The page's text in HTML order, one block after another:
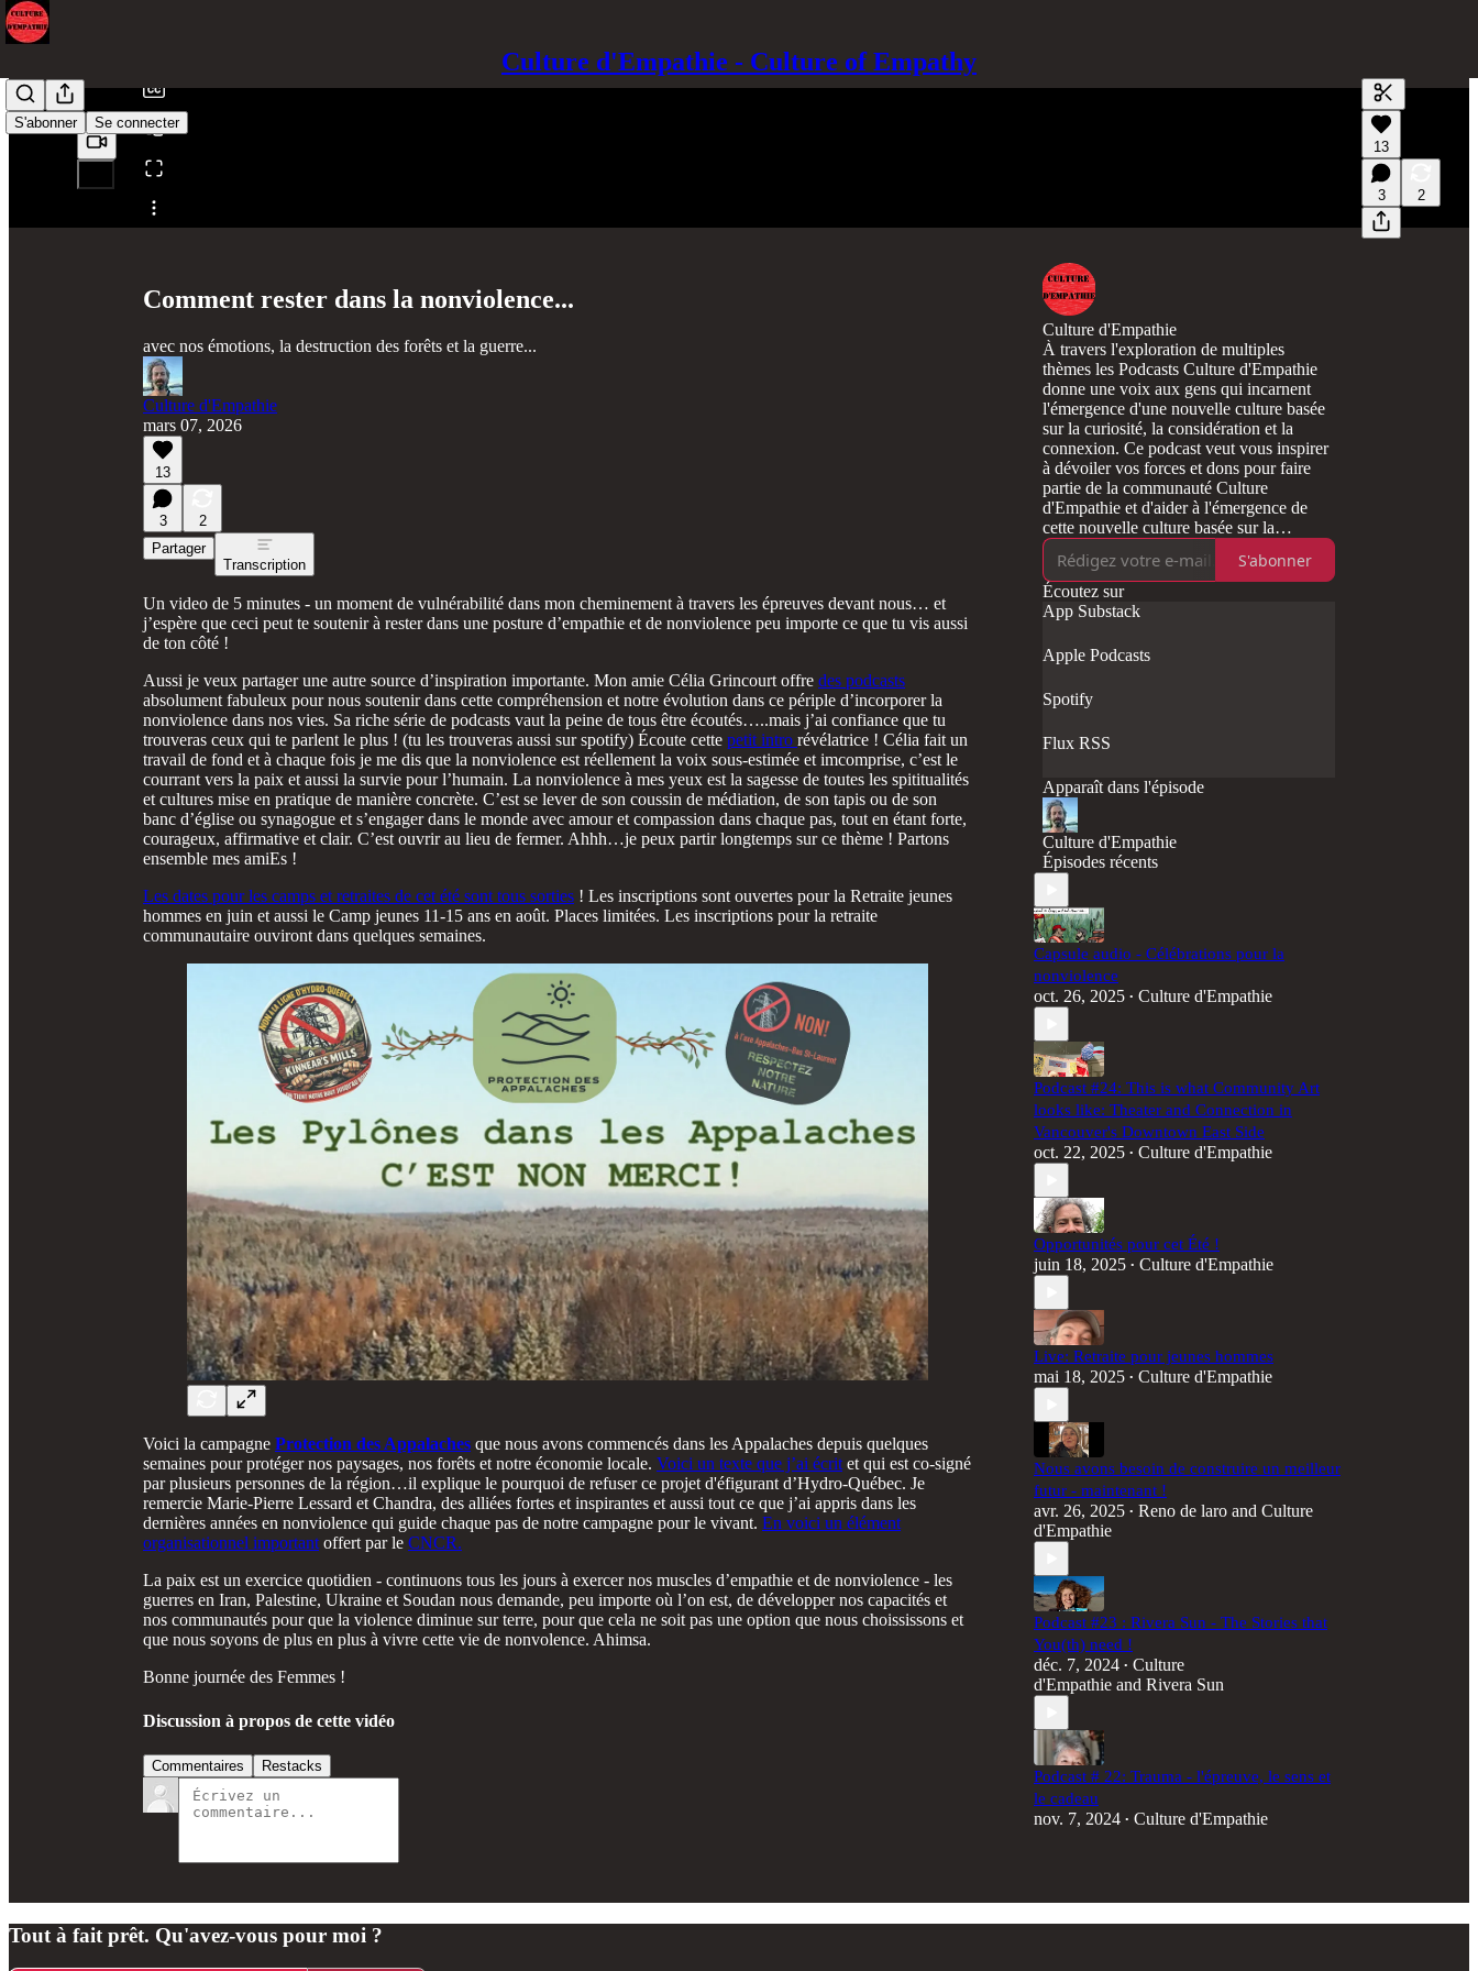
Culture d'Empathie - Culture of Empathy
S'abonner Se connecter
Partager depuis0:00
Générer un
Une
des aperçus
13
3 2
Comment rester dans la nonviolence...
avec nos émotions, la destruction des forêts et la guerre...
Culture d'Empathie
mars 07, 2026
13
3
2
Partager
Transcription
Un video de 5 minutes - un moment de vulnérabilité dans mon cheminement à travers les épreuves devant nous… et
j’espère que ceci peut te soutenir à rester dans une posture d’empathie et de nonviolence peu importe ce que tu vis aussi
de ton côté !
Aussi je veux partager une autre source d’inspiration importante. Mon amie Célia Grincourt offre des podcasts
absolument fabuleux pour nous soutenir dans cette compréhension et notre évolution dans ce périple d’incorporer la
nonviolence dans nos vies. Sa riche série de podcasts vaut la peine de tous être écoutés…..mais j’ai confiance que tu
trouveras ceux qui te parlent le plus ! (tu les trouveras aussi sur spotify) Écoute cette petit intro révélatrice ! Célia fait un
travail de fond et à chaque fois je me dis que la nonviolence est réellement la voix sous-estimée et imcomprise, c’est le
courrant vers la paix et aussi la survie pour l’humain. La nonviolence à mes yeux est la sagesse de toutes les spititualités
et cultures mise en pratique de manière concrète. C’est se lever de son coussin de médiation, de son tapis ou de son
banc d’église ou synagogue et s’engager dans le monde avec amour et compassion dans chaque pas, tout en étant forte,
courageux, affirmative et clair. C’est ouvrir au lieu de fermer. Ahhh…je peux partir longtemps sur ce thème ! Partons
ensemble mes amiEs !
Les dates pour les camps et retraites de cet été sont tous sorties ! Les inscriptions sont ouvertes pour la Retraite jeunes
hommes en juin et aussi le Camp jeunes 11-15 ans en août. Places limitées. Les inscriptions pour la retraite
communautaire ouviront dans quelques semaines.
Voici la campagne Protection des Appalaches que nous avons commencés dans les Appalaches depuis quelques
semaines pour protéger nos paysages, nos forêts et notre économie locale. Voici un texte que j’ai écrit et qui est co-signé
par plusieurs personnes de la région…il explique le pourquoi de refuser ce projet d'éfigurant d’Hydro-Québec. Je
remercie Marie-Pierre Lessard et Chandra, des alliées fortes et inspirantes et aussi tout ce que j’ai appris dans les
dernières années en nonviolence qui guide chaque pas de notre campagne pour le vivant. En voici un élément
organisationnel important offert par le CNCR.
La paix est un exercice quotidien - continuons tous les jours à exercer nos muscles d’empathie et de nonviolence - les
guerres en Iran, Palestine, Ukraine et Soudan nous demande, peu importe où l’on est, de développer nos capacités et
nos communautés pour que la violence diminue sur terre, pour que cela ne soit pas une option que nous choississons et
que nous soyons de plus en plus à vivre cette vie de nonvolence. Ahimsa.
Bonne journée des Femmes !
Discussion à propos de cette vidéo
Commentaires Restacks
Culture d'Empathie
À travers l'exploration de multiples
thèmes les Podcasts Culture d'Empathie
donne une voix aux gens qui incarnent
l'émergence d'une nouvelle culture basée
sur la curiosité, la considération et la
connexion. Ce podcast veut vous inspirer
à dévoiler vos forces et dons pour faire
partie de la communauté Culture
d'Empathie et d'aider à l'émergence de
cette nouvelle culture basée sur la
nonviolence, l'empathie, la diversité, la
décolonisation, la protection de la
biodiversité et bien plus. Merci d eme
supporter mensuellement par Substack.
S'abonner
Écoutez sur
App Substack
Apple Podcasts
Spotify
Flux RSS
Apparaît dans l'épisode
Culture d'Empathie
Épisodes récents
Capsule audio - Célébrations pour la
nonviolence
oct. 26, 2025 • Culture d'Empathie
Podcast #24: This is what Community Art
looks like: Theater and Connection in
Vancouver's Downtown East Side
oct. 22, 2025 • Culture d'Empathie
Opportunités pour cet Été !
juin 18, 2025 • Culture d'Empathie
Live: Retraite pour jeunes hommes
mai 18, 2025 • Culture d'Empathie
Nous avons besoin de construire un meilleur
futur - maintenant !
avr. 26, 2025 • Reno de laro and Culture
d'Empathie
Podcast #23 : Rivera Sun - The Stories that
You(th) need !
déc. 7, 2024 • Culture
d'Empathie and Rivera Sun
Podcast # 22: Trauma - l'épreuve, le sens et
le cadeau
nov. 7, 2024 • Culture d'Empathie
Tout à fait prêt. Qu'avez-vous pour moi ?